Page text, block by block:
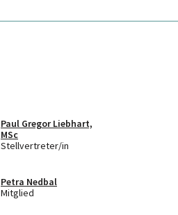
Paul Gregor Liebhart,
MSc
Stellvertreter/in
Petra Nedbal
Mitglied